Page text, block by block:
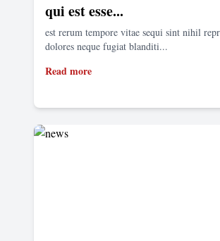
qui est esse...
est rerum tempore vitae sequi sint nihil
dolores neque fugiat blanditi...
Read more